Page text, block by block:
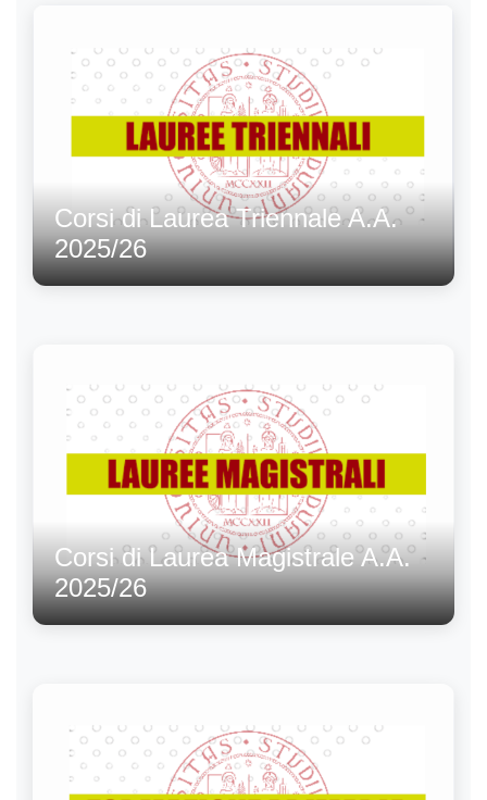
Corsi di Laurea Triennale A.A.
2025/26
Corsi di Laurea Magistrale A.A.
2025/26